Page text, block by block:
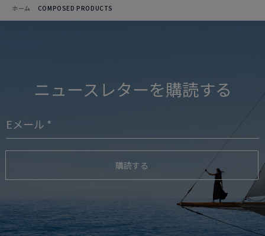
ホーム COMPOSED PRODUCTS
ニュースレターを購読する
購読する